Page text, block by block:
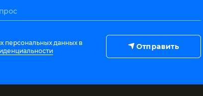
персональных данных в
Отправить